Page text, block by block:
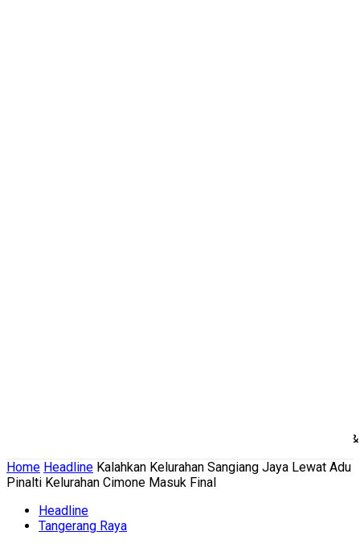
Politik
Home Headline Kalahkan Kelurahan Sangiang Jaya Lewat Adu
Pinalti Kelurahan Cimone Masuk Final
Headline
Tangerang Raya